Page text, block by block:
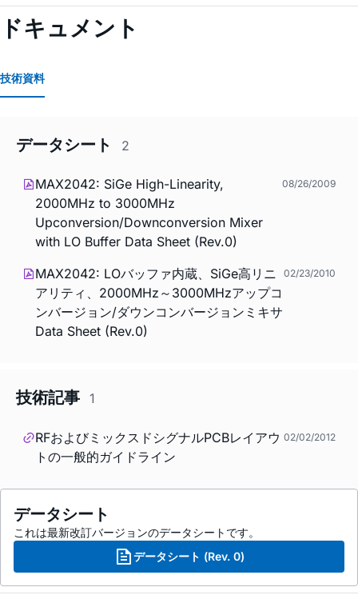
ドキュメント
技術資料
データシート 2
MAX2042: SiGe High-Linearity,
2000MHz to 3000MHz
Upconversion/Downconversion Mixer
with LO Buffer Data Sheet (Rev.0)
08/26/2009
MAX2042: LOバッファ内蔵、SiGe高リニ
アリティ、2000MHz～3000MHzアップコ
ンバージョン/ダウンコンバージョンミキサ
Data Sheet (Rev.0)
02/23/2010
技術記事 1
RFおよびミックスドシグナルPCBレイアウ
トの一般的ガイドライン
02/02/2012
データシート
これは最新改訂バージョンのデータシートです。
データシート (Rev. 0)